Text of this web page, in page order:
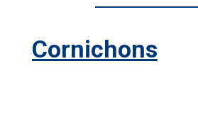
Cornichons